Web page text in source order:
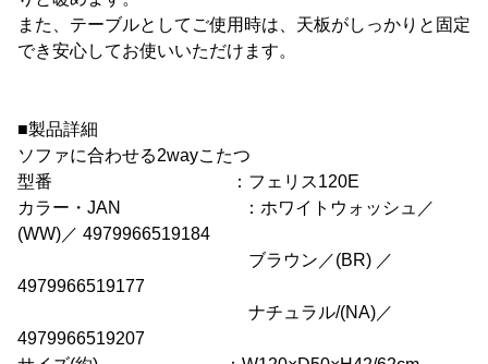
また、テーブルとしてご使用時は、天板がしっかりと固定
でき安心してお使いいただけます。
■製品詳細
ソファに合わせる2wayこたつ
型番 ：フェリス120E
カラー・JAN ：ホワイトウォッシュ／
(WW)／ 4979966519184
ブラウン／(BR) ／
4979966519177
ナチュラル/(NA)／
4979966519207